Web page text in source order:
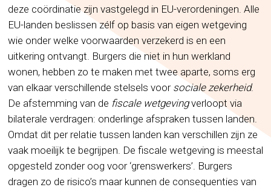
deze coördinatie zijn vastgelegd in EU-verordeningen. Alle
EU-landen beslissen zélf op basis van eigen wetgeving
wie onder welke voorwaarden verzekerd is en een
uitkering ontvangt. Burgers die niet in hun werkland
wonen, hebben zo te maken met twee aparte, soms erg
van elkaar verschillende stelsels voor sociale zekerheid.
De afstemming van de fiscale wetgevingverloopt via
bilaterale verdragen: onderlinge afspraken tussen landen.
Omdat dit per relatie tussen landen kan verschillen zijn ze
vaak moeilijk te begrijpen. De fiscale wetgeving is meestal
opgesteld zonder oog voor ‘grenswerkers’. Burgers
dragen zo de risico’s maar kunnen de consequenties van